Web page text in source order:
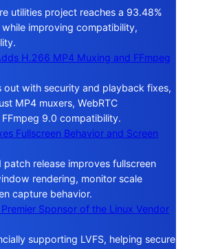
utilities project reaches a 93.48%
improving compatibility,
H.266 MP4 Muxing and FFmpeg
out with security and playback fixes,
MP4 muxers, WebRTC
9.0 compatibility.
Fullscreen Behavior and Screen
release improves fullscreen
rendering, monitor scale
capture behavior.
Sponsor of the Linux Vendor
supporting LVFS, helping secure